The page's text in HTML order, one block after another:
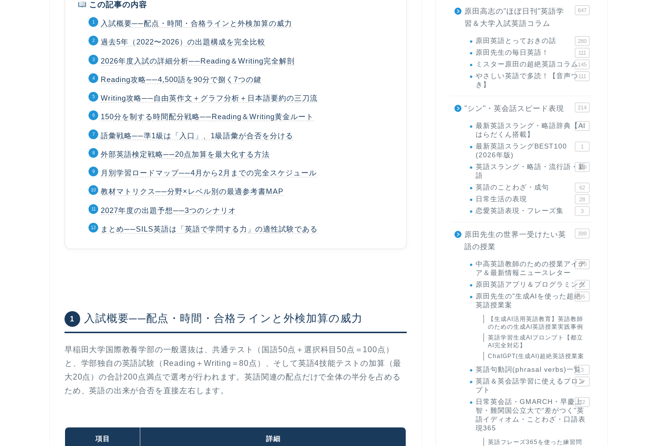
この記事の内容
入試概要──配点・時間・合格ラインと外検加算の威力
過去5年（2022〜2026）の出題構成を完全比較
2026年度入試の詳細分析──Reading＆Writing完全解剖
Reading攻略──4,500語を90分で捌く7つの鍵
Writing攻略──自由英作文＋グラフ分析＋日本語要約の三刀流
150分を制する時間配分戦略──Reading＆Writing黄金ルート
語彙戦略──準1級は「入口」、1級語彙が合否を分ける
外部英語検定戦略──20点加算を最大化する方法
月別学習ロードマップ──4月から2月までの完全スケジュール
教材マトリクス──分野×レベル別の最適参考書MAP
2027年度の出題予想──3つのシナリオ
まとめ──SILS英語は「英語で学問する力」の適性試験である
1 入試概要──配点・時間・合格ラインと外検加算の威力
早稲田大学国際教養学部の一般選抜は、共通テスト（国語50点＋選択科目50点＝100点）
と、学部独自の英語試験（Reading＋Writing＝80点）、そして英語4技能テストの加算（最
大20点）の合計200点満点で選考が行われます。英語関連の配点だけで全体の半分を占める
ため、英語の出来が合否を直接左右します。
項目 詳細
原田高志の"ほぼ日刊"英語学
習＆大学入試英語コラム
647
原田英語とっておきの話 280
原田先生の毎日英語！ 111
ミスター原田の超絶英語コラム145
やさしい英語で多読！【音声つ
き】
111
"シン"・英会話スピード表現 214
最新英語スラング・略語辞典【AI
はらだくん搭載】
1
最新英語スラングBEST100
(2026年版)
1
英語スラング・略語・流行語・新
語
119
英語のことわざ・成句 62
日常生活の表現 28
恋愛英語表現・フレーズ集 3
原田先生の世界一受けたい英
語の授業
399
中高英語教師のための授業アイデ
ア＆最新情報ニュースレター
170
原田英語アプリ＆プログラミング
31
原田先生の"生成AIを使った超絶
英語授業案
95
【生成AI活用英語教育】英語教師
のための生成AI英語授業実践事例
英語学習生成AIプロンプト【都立
AI完全対応】
ChatGPT(生成AI)超絶英語授業案
英語句動詞(phrasal verbs)一覧3
英語＆英会話学習に使えるプロン
プト
6
日常英会話・GMARCH・早慶上
智・難関国公立大で“差がつく”英
語イディオム・ことわざ・口語表
現365
22
英語フレーズ365を使った練習問